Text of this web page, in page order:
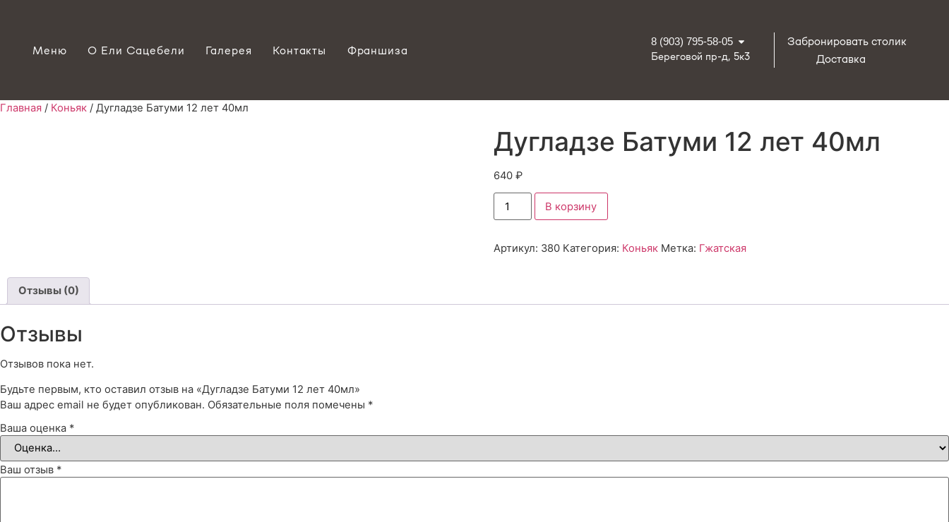
Меню О Ели Сацебели Галерея Контакты Франшиза
8 (903) 795-58-05
Береговой пр-д, 5к3
Забронировать столик
Доставка
Главная / Коньяк / Дугладзе Батуми 12 лет 40мл
Дугладзе Батуми 12 лет 40мл
640 ₽
В корзину
Артикул: 380 Категория: Коньяк Метка: Гжатская
Отзывы (0)
Отзывы
Отзывов пока нет.
Будьте первым, кто оставил отзыв на «Дугладзе Батуми 12 лет 40мл»
Ваш адрес email не будет опубликован. Обязательные поля помечены *
Ваша оценка *
Ваш отзыв *